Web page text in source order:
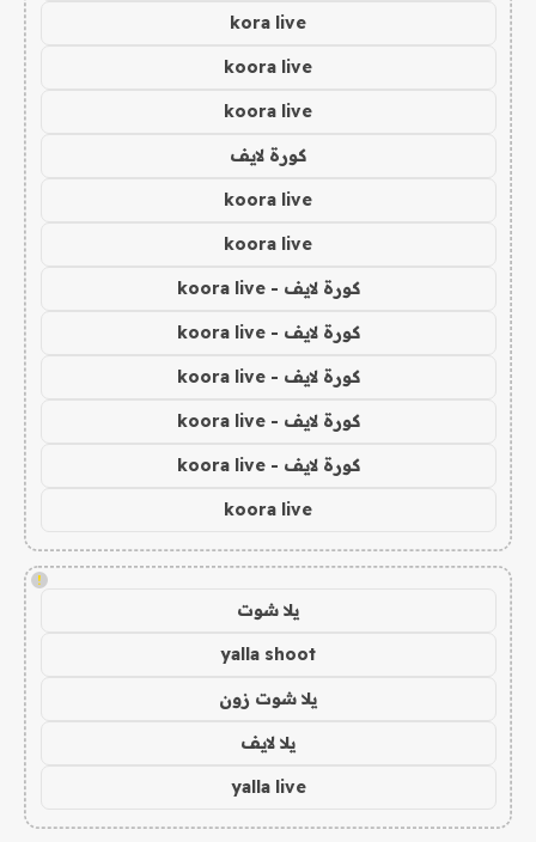
kora live
koora live
koora live
كورة لايف
koora live
koora live
كورة لايف - koora live
كورة لايف - koora live
كورة لايف - koora live
كورة لايف - koora live
كورة لايف - koora live
koora live
!
يلا شوت
yalla shoot
يلا شوت زون
يلا لايف
yalla live